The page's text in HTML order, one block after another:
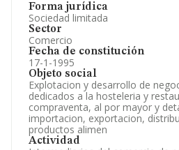
Forma jurídica
Sociedad limitada
Sector
Comercio
Fecha de constitución
17-1-1995
Objeto social
Explotacion y desarrollo de
dedicados a la hosteleria y
compraventa, al por mayor y
importacion, exportacion,
productos alimen
Actividad